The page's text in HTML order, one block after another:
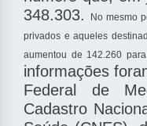
348.303.
No mesmo
privados e aqueles
aumentou de 142.260
informações
Federal de
Cadastro